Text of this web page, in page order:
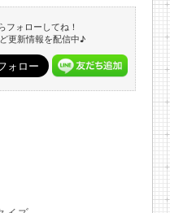
フォローしてね！
更新情報を配信中♪